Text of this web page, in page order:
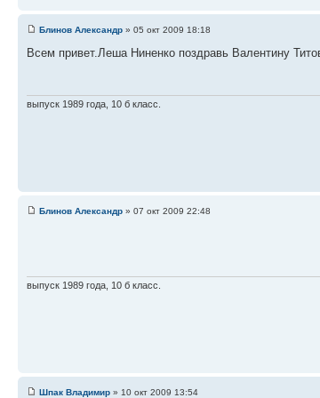
Блинов Александр » 05 окт 2009 18:18
Всем привет.Леша Ниненко поздравь Валентину
выпуск 1989 года, 10 б класс.
Блинов Александр » 07 окт 2009 22:48
выпуск 1989 года, 10 б класс.
Шпак Владимир » 10 окт 2009 13:54